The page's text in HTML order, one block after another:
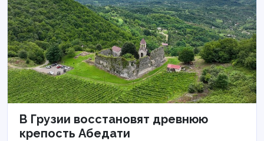
В Грузии восстановят древнюю
крепость Абедати